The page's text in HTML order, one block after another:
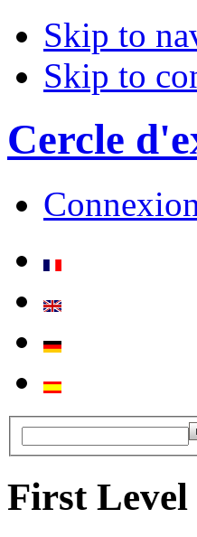
Skip to
Skip to
Cercle
First